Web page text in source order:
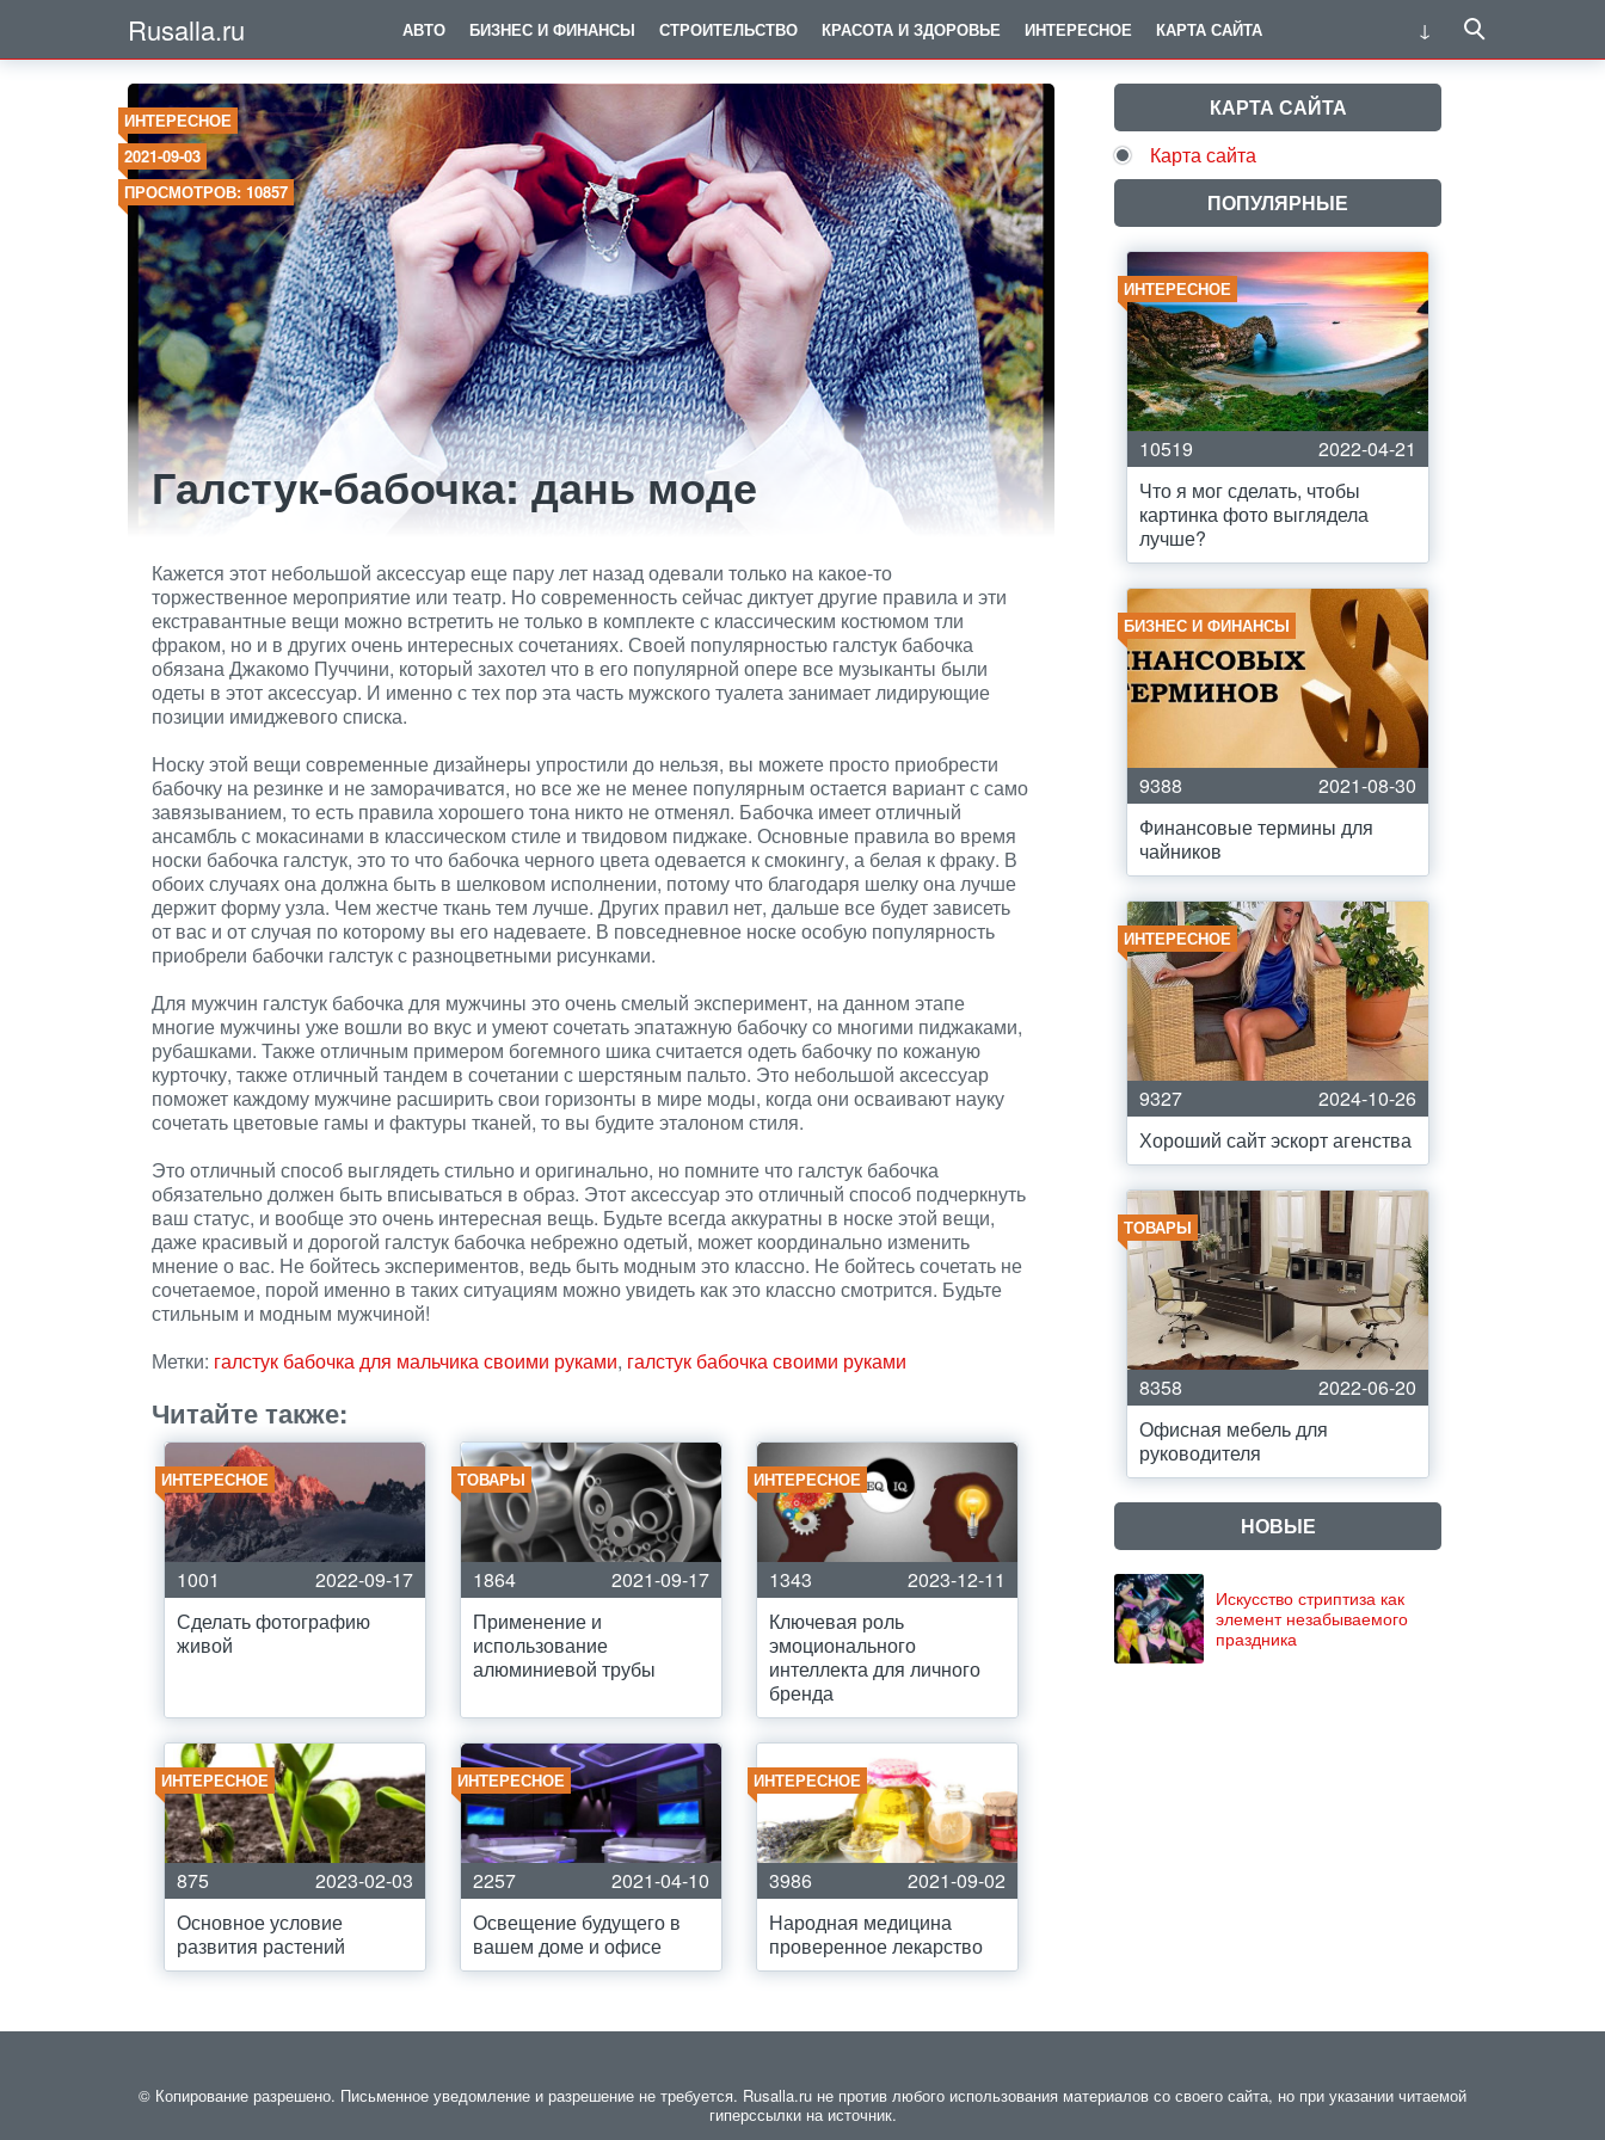
Rusalla.ru АВТО БИЗНЕС И ФИНАНСЫ СТРОИТЕЛЬСТВО КРАСОТА И ЗДОРОВЬЕ ИНТЕРЕСНОЕ КАРТА САЙТА
ИНТЕРЕСНОЕ
2021-09-03
ПРОСМОТРОВ: 10857
Галстук-бабочка: дань моде
Кажется этот небольшой аксессуар еще пару лет назад одевали только на какое-то
торжественное мероприятие или театр. Но современность сейчас диктует другие правила и эти
екстравантные вещи можно встретить не только в комплекте с классическим костюмом тли
фраком, но и в других очень интересных сочетаниях. Своей популярностью галстук бабочка
обязана Джакомо Пуччини, который захотел что в его популярной опере все музыканты были
одеты в этот аксессуар. И именно с тех пор эта часть мужского туалета занимает лидирующие
позиции имиджевого списка.
Носку этой вещи современные дизайнеры упростили до нельзя, вы можете просто приобрести
бабочку на резинке и не заморачиватся, но все же не менее популярным остается вариант с само
завязыванием, то есть правила хорошего тона никто не отменял. Бабочка имеет отличный
ансамбль с мокасинами в классическом стиле и твидовом пиджаке. Основные правила во время
носки бабочка галстук, это то что бабочка черного цвета одевается к смокингу, а белая к фраку. В
обоих случаях она должна быть в шелковом исполнении, потому что благодаря шелку она лучше
держит форму узла. Чем жестче ткань тем лучше. Других правил нет, дальше все будет зависеть
от вас и от случая по которому вы его надеваете. В повседневное носке особую популярность
приобрели бабочки галстук с разноцветными рисунками.
Для мужчин галстук бабочка для мужчины это очень смелый эксперимент, на данном этапе
многие мужчины уже вошли во вкус и умеют сочетать эпатажную бабочку со многими пиджаками,
рубашками. Также отличным примером богемного шика считается одеть бабочку по кожаную
курточку, также отличный тандем в сочетании с шерстяным пальто. Это небольшой аксессуар
поможет каждому мужчине расширить свои горизонты в мире моды, когда они осваивают науку
сочетать цветовые гамы и фактуры тканей, то вы будите эталоном стиля.
Это отличный способ выглядеть стильно и оригинально, но помните что галстук бабочка
обязательно должен быть вписываться в образ. Этот аксессуар это отличный способ подчеркнуть
ваш статус, и вообще это очень интересная вещь. Будьте всегда аккуратны в носке этой вещи,
даже красивый и дорогой галстук бабочка небрежно одетый, может координально изменить
мнение о вас. Не бойтесь экспериментов, ведь быть модным это классно. Не бойтесь сочетать не
сочетаемое, порой именно в таких ситуациям можно увидеть как это классно смотрится. Будьте
стильным и модным мужчиной!
Метки: галстук бабочка для мальчика своими руками, галстук бабочка своими руками
Читайте также:
ИНТЕРЕСНОЕ
1001
2022-09-17
Сделать фотографию
живой
ТОВАРЫ
1864
2021-09-17
Применение и
использование
алюминиевой трубы
ИНТЕРЕСНОЕ
1343
2023-12-11
Ключевая роль
эмоционального
интеллекта для личного
бренда
ИНТЕРЕСНОЕ
875
2023-02-03
Основное условие
развития растений
ИНТЕРЕСНОЕ
2257
2021-04-10
Освещение будущего в
вашем доме и офисе
ИНТЕРЕСНОЕ
3986
2021-09-02
Народная медицина
проверенное лекарство
КАРТА САЙТА
Карта сайта
ПОПУЛЯРНЫЕ
ИНТЕРЕСНОЕ
10519
2022-04-21
Что я мог сделать, чтобы
картинка фото выглядела
лучше?
БИЗНЕС И ФИНАНСЫ
9388
2021-08-30
Финансовые термины для
чайников
ИНТЕРЕСНОЕ
9327
2024-10-26
Хороший сайт эскорт агенства
ТОВАРЫ
8358
2022-06-20
Офисная мебель для
руководителя
НОВЫЕ
Искусство стриптиза как
элемент незабываемого
праздника
© Копирование разрешено. Письменное уведомление и разрешение не требуется. Rusalla.ru не против любого использования материалов со своего сайта, но при указании читаемой
гиперссылки на источник.